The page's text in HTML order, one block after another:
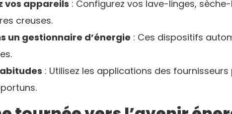
vos appareils : Configurez vos lave-linges,
creuses.
un gestionnaire d’énergie : Ces dispositifs
: Utilisez les applications des